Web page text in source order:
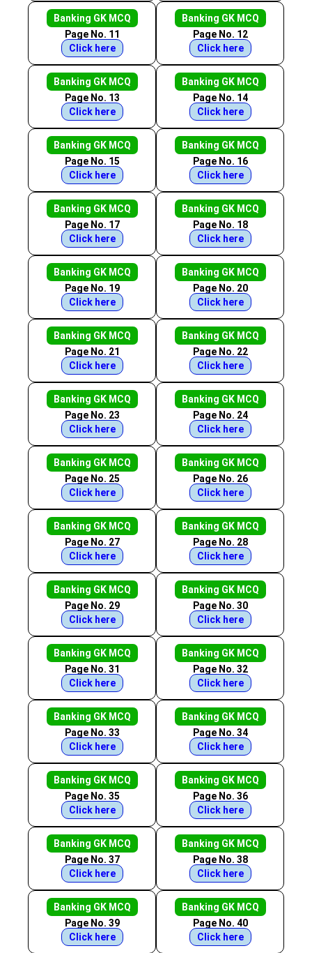
Banking GK MCQ
Page No. 11
Click here
Banking GK MCQ
Page No. 12
Click here
Banking GK MCQ
Page No. 13
Click here
Banking GK MCQ
Page No. 14
Click here
Banking GK MCQ
Page No. 15
Click here
Banking GK MCQ
Page No. 16
Click here
Banking GK MCQ
Page No. 17
Click here
Banking GK MCQ
Page No. 18
Click here
Banking GK MCQ
Page No. 19
Click here
Banking GK MCQ
Page No. 20
Click here
Banking GK MCQ
Page No. 21
Click here
Banking GK MCQ
Page No. 22
Click here
Banking GK MCQ
Page No. 23
Click here
Banking GK MCQ
Page No. 24
Click here
Banking GK MCQ
Page No. 25
Click here
Banking GK MCQ
Page No. 26
Click here
Banking GK MCQ
Page No. 27
Click here
Banking GK MCQ
Page No. 28
Click here
Banking GK MCQ
Page No. 29
Click here
Banking GK MCQ
Page No. 30
Click here
Banking GK MCQ
Page No. 31
Click here
Banking GK MCQ
Page No. 32
Click here
Banking GK MCQ
Page No. 33
Click here
Banking GK MCQ
Page No. 34
Click here
Banking GK MCQ
Page No. 35
Click here
Banking GK MCQ
Page No. 36
Click here
Banking GK MCQ
Page No. 37
Click here
Banking GK MCQ
Page No. 38
Click here
Banking GK MCQ
Page No. 39
Click here
Banking GK MCQ
Page No. 40
Click here